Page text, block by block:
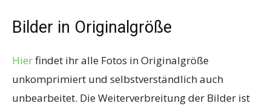
Bilder in Originalgröße
Hierfindet ihr alle Fotos in Originalgröße
unkomprimiert und selbstverständlich auch
unbearbeitet. Die Weiterverbreitung der Bilder ist